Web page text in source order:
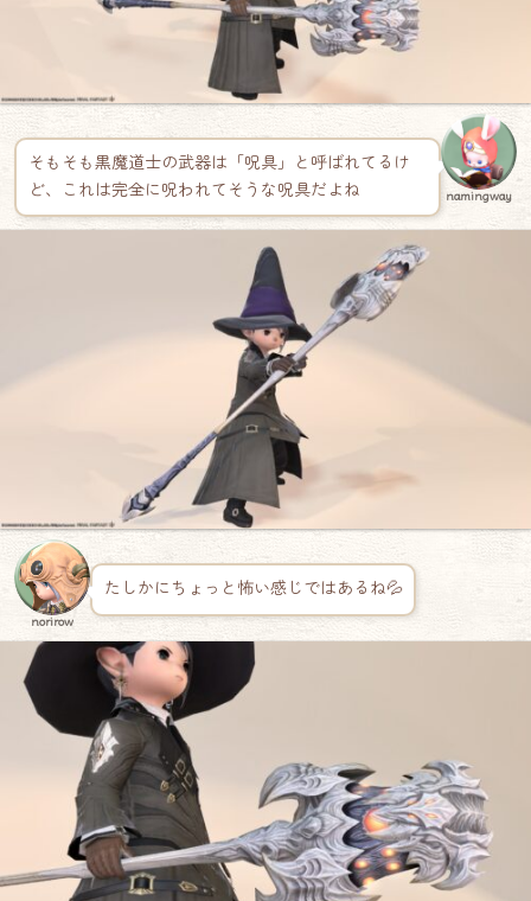
そもそも黒魔道士の武器は「呪具」と呼ばれてるけ
ど、これは完全に呪われてそうな呪具だよね
namingway
norirow
たしかにちょっと怖い感じではあるね💦